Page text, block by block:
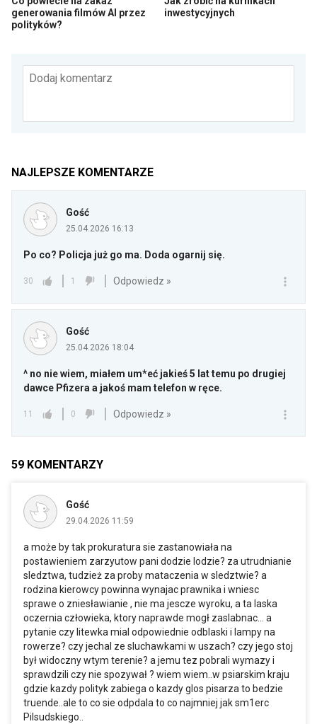
generowania filmów AI przez
polityków?
inwestycyjnych
Dodaj komentarz
NAJLEPSZE KOMENTARZE
Gość
25.04.2026 16:13
Po co? Policja już go ma. Doda ogarnij się.
30 1 Odpowiedz »
Gość
25.04.2026 18:04
^ no nie wiem, miałem um*eć jakieś 5 lat temu po drugiej
dawce Pfizera a jakoś mam telefon w ręce.
11 0 Odpowiedz »
59 KOMENTARZY
Gość
29.04.2026 11:59
a może by tak prokuratura sie zastanowiała na
postawieniem zarzyutow pani dodzie lodzie? za utrudnianie
sledztwa, tudzież za proby mataczenia w sledztwie? a
rodzina kierowcy powinna wynajac prawnika i wniesc
sprawe o zniesławianie , nie ma jescze wyroku, a ta laska
oczernia człowieka, ktory naprawde mogł zaslabnac... a
pytanie czy litewka mial odpowiednie odblaski i lampy na
rowerze? czy jechal ze sluchawkami w uszach? czy jego stoj
był widoczny wtym terenie? a jemu tez pobrali wymazy i
sprawdzili czy nie spozywał ? wiem wiem..w psiarskim kraju
gdzie kazdy polityk zabiega o kazdy glos pisarza to bedzie
truende..ale to co sie odpdala to co najmniej jak sm1erc
Pilsudskiego..